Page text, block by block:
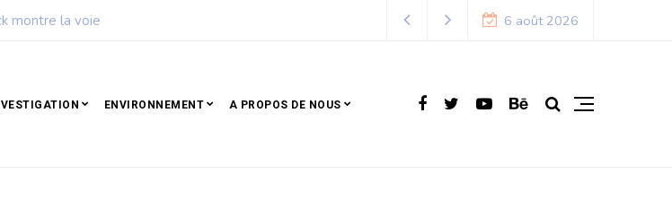
de l’Afrique 6 août 2026
ENVIRONNEMENT A PROPOS DE NOUS